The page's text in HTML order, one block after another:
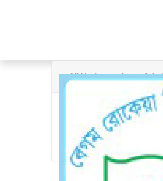
All Undergraduate
২০২৫-২৬ শিক্ষাবর্ষে ভর্তির আসন
২০২৪-২৫ শিক্ষাবর্ষে ভর্তির আসন
২০২৩-২০২৪ শিক্ষাবর্ষে স্নাতক
২০২৩-২৪ শিক্ষাবর্ষে ভর্তির আসন